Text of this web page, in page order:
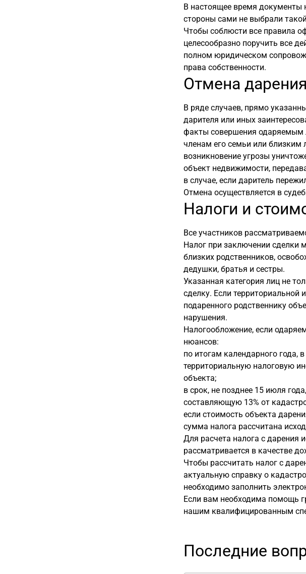
В настоящее время документы
стороны сами не выбрали
Чтобы соблюсти все правила
целесообразно поручить все
полном юридическом
права собственности.
Отмена
В ряде случаев, прямо
дарителя или иных
факты совершения одаряемым
членам его семьи или близким
возникновение угрозы
объект недвижимости,
в случае, если даритель
Отмена осуществляется в
Налоги и
Все участников
Налог при заключении сделки
близких родственников,
дедушки, братья и сестры.
Указанная категория лиц не
сделку. Если территориальной
подаренного родственнику
нарушения.
Налогообложение, если
нюансов:
по итогам календарного года,
территориальную налоговую
объекта;
в срок, не позднее 15 июля
составляющую 13% от
если стоимость объекта
сумма налога рассчитана
Для расчета налога с дарения
рассматривается в качестве
Чтобы рассчитать налог с
актуальную справку о
необходимо заполнить
Если вам необходима помощь
нашим квалифицированным
Последние